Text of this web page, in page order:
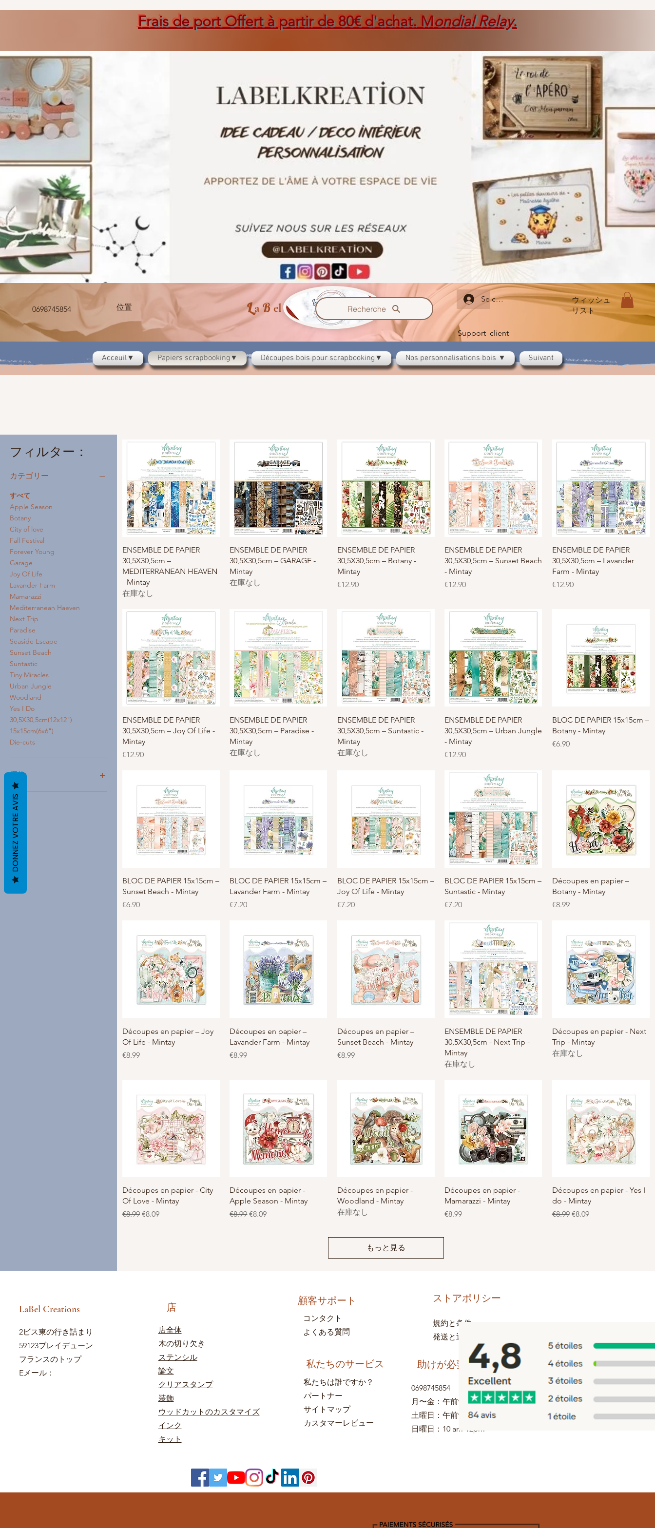
Frais de port Offert à partir de 80€ d'achat. Mondial Relay.
Acceuil▼ Papiers scrapbooking▼ Découpes bois pour scrapbooking▼ Nos personnalisations bois ▼ Suivant
0698745854 位置 LaBelKreation Recherche
Se connecter
Support client
ウィッシュ
リスト
フィルター：
カテゴリー
すべて
Apple Season
Botany
City of love
Fall Festival
Forever Young
Garage
Joy Of Life
Lavander Farm
Mamarazzi
Mediterranean Haeven
Next Trip
Paradise
Seaside Escape
Sunset Beach
Suntastic
Tiny Miracles
Urban Jungle
Woodland
Yes I Do
30,5X30,5cm(12x12")
15x15cm(6x6")
Die-cuts
価格
€5
クイックビュー
ENSEMBLE DE PAPIER
30,5X30,5cm –
MEDITERRANEAN HEAVEN
- Mintay
在庫なし
クイックビュー
ENSEMBLE DE PAPIER
30,5X30,5cm – GARAGE -
Mintay
在庫なし
クイックビュー
ENSEMBLE DE PAPIER
30,5X30,5cm – Botany -
Mintay
価格
€12.90
クイックビュー
ENSEMBLE DE PAPIER
30,5X30,5cm – Sunset Beach
- Mintay
価格
€12.90
クイックビュー
ENSEMBLE DE PAPIER
30,5X30,5cm – Lavander
Farm - Mintay
価格
€12.90
クイックビュー
ENSEMBLE DE PAPIER
30,5X30,5cm – Joy Of Life -
Mintay
価格
€12.90
クイックビュー
ENSEMBLE DE PAPIER
30,5X30,5cm – Paradise -
Mintay
在庫なし
クイックビュー
ENSEMBLE DE PAPIER
30,5X30,5cm – Suntastic -
Mintay
在庫なし
クイックビュー
ENSEMBLE DE PAPIER
30,5X30,5cm – Urban Jungle
- Mintay
価格
€12.90
クイックビュー
BLOC DE PAPIER 15x15cm –
Botany - Mintay
価格
€6.90
クイックビュー
BLOC DE PAPIER 15x15cm –
Sunset Beach - Mintay
価格
€6.90
クイックビュー
BLOC DE PAPIER 15x15cm –
Lavander Farm - Mintay
価格
€7.20
クイックビュー
BLOC DE PAPIER 15x15cm –
Joy Of Life - Mintay
価格
€7.20
クイックビュー
BLOC DE PAPIER 15x15cm –
Suntastic - Mintay
価格
€7.20
クイックビュー
Découpes en papier –
Botany - Mintay
価格
€8.99
クイックビュー
Découpes en papier – Joy
Of Life - Mintay
価格
€8.99
クイックビュー
Découpes en papier –
Lavander Farm - Mintay
価格
€8.99
クイックビュー
Découpes en papier –
Sunset Beach - Mintay
価格
€8.99
クイックビュー
ENSEMBLE DE PAPIER
30,5X30,5cm - Next Trip -
Mintay
在庫なし
クイックビュー
Découpes en papier - Next
Trip - Mintay
在庫なし
クイックビュー
Découpes en papier - City
Of Love - Mintay
通常価格
€8.99 セール価格
€8.09
クイックビュー
Découpes en papier -
Apple Season - Mintay
通常価格
€8.99セール価格
€8.09
クイックビュー
Découpes en papier -
Woodland - Mintay
在庫なし
クイックビュー
Découpes en papier -
Mamarazzi - Mintay
価格
€8.99
クイックビュー
Découpes en papier - Yes I
do - Mintay
通常価格
€8.99 セール価格
€8.09
もっと見る
LaBel Creations
2ビス東の行き詰まり
59123ブレイデューン
フランスのトップ
Eメール：
店
店全体
木の切り欠き
ステンシル
論文
クリアスタンプ
装飾
ウッドカットのカスタマイズ
インク
キット
ストアポリシー
規約と条件
発送と返品
助けが必要
0698745854
月〜金：午前9時〜午後5時
土曜日：午前9時〜午後1時
日曜日：10 am-12pm
私たちは誰ですか？
パートナー
サイトマップ
カスタマーレビュー
私たちのサービス
コンタクト
よくある質問
顧客サポート
DONNEZ VOTRE AVIS